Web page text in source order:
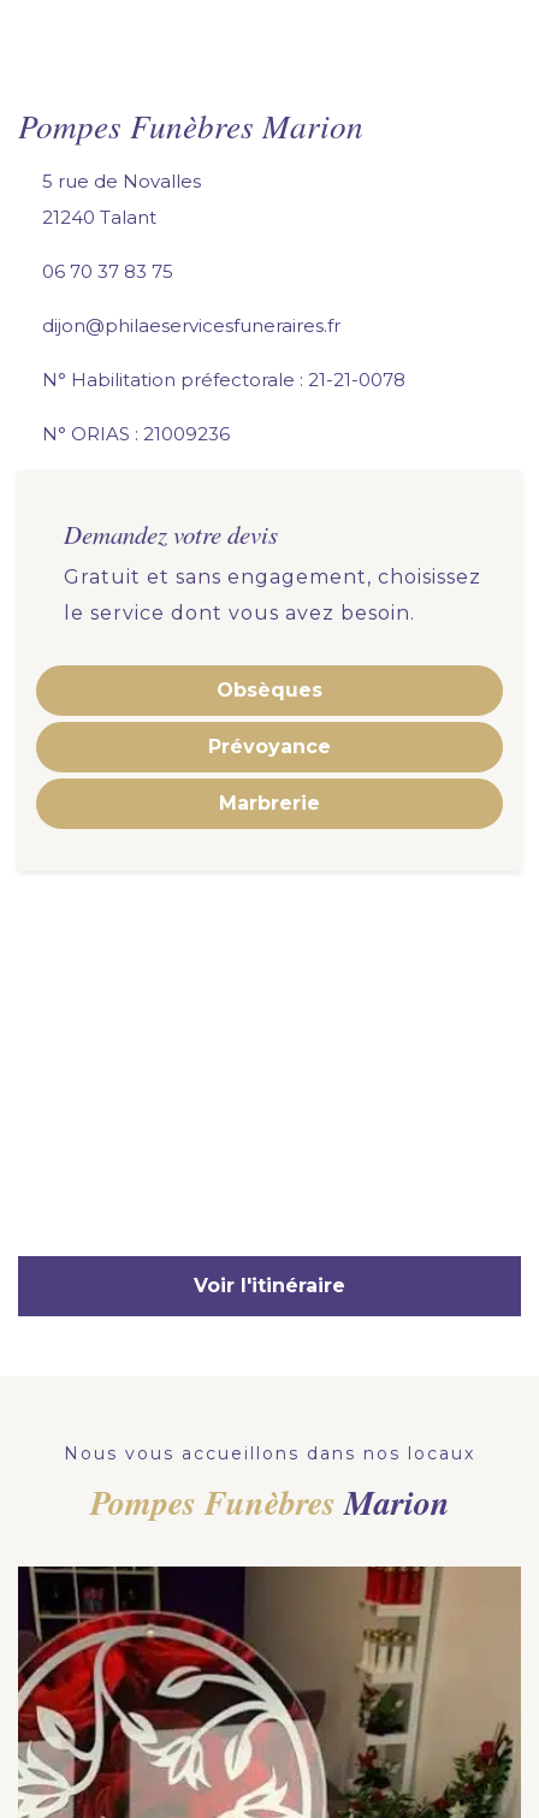
Pompes Funèbres Marion
5 rue de Novalles
21240 Talant
06 70 37 83 75
dijon@philaeservicesfuneraires.fr
N° Habilitation préfectorale : 21-21-0078
N° ORIAS : 21009236
Demandez votre devis
Gratuit et sans engagement, choisissez
le service dont vous avez besoin.
Obsèques
Prévoyance
Marbrerie
Voir l'itinéraire
Nous vous accueillons dans nos locaux
Pompes FunèbresMarion